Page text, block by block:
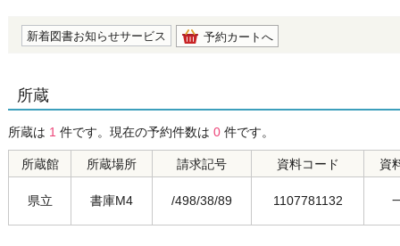
新着図書お知らせサービス 予約カートへ
所蔵
所蔵は 1 件です。現在の予約件数は 0 件です。
所蔵館 所蔵場所 請求記号 資料コード 資
県立 書庫M4 /498/38/89 1107781132